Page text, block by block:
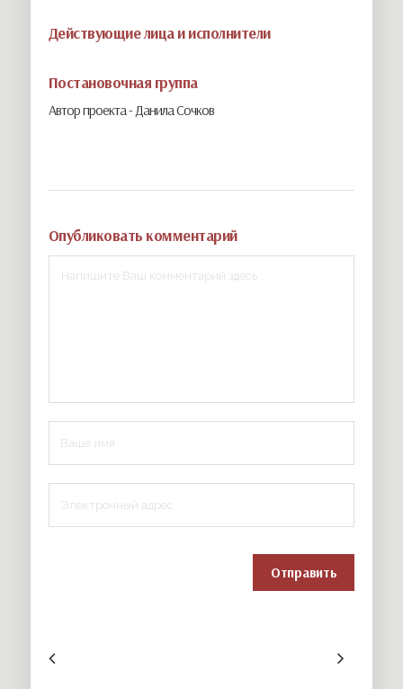
Действующие лица и исполнители
Постановочная группа
Автор проекта -Данила Сочков
Опубликовать комментарий